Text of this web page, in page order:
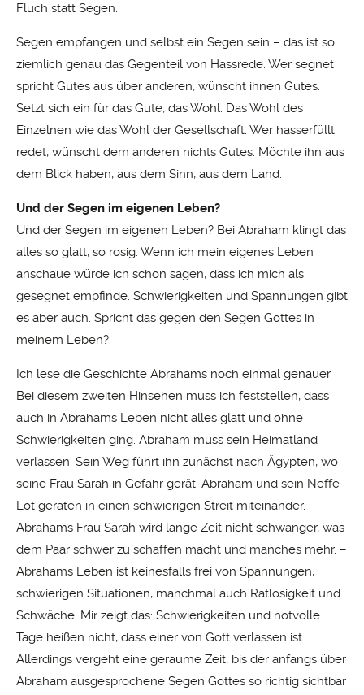
Fluch statt Segen.
Segen empfangen und selbst ein Segen sein – das ist so
ziemlich genau das Gegenteil von Hassrede. Wer segnet
spricht Gutes aus über anderen, wünscht ihnen Gutes.
Setzt sich ein für das Gute, das Wohl. Das Wohl des
Einzelnen wie das Wohl der Gesellschaft. Wer hasserfüllt
redet, wünscht dem anderen nichts Gutes. Möchte ihn aus
dem Blick haben, aus dem Sinn, aus dem Land.
Und der Segen im eigenen Leben?
Und der Segen im eigenen Leben? Bei Abraham klingt das
alles so glatt, so rosig. Wenn ich mein eigenes Leben
anschaue würde ich schon sagen, dass ich mich als
gesegnet empfinde. Schwierigkeiten und Spannungen gibt
es aber auch. Spricht das gegen den Segen Gottes in
meinem Leben?
Ich lese die Geschichte Abrahams noch einmal genauer.
Bei diesem zweiten Hinsehen muss ich feststellen, dass
auch in Abrahams Leben nicht alles glatt und ohne
Schwierigkeiten ging. Abraham muss sein Heimatland
verlassen. Sein Weg führt ihn zunächst nach Ägypten, wo
seine Frau Sarah in Gefahr gerät. Abraham und sein Neffe
Lot geraten in einen schwierigen Streit miteinander.
Abrahams Frau Sarah wird lange Zeit nicht schwanger, was
dem Paar schwer zu schaffen macht und manches mehr. –
Abrahams Leben ist keinesfalls frei von Spannungen,
schwierigen Situationen, manchmal auch Ratlosigkeit und
Schwäche. Mir zeigt das: Schwierigkeiten und notvolle
Tage heißen nicht, dass einer von Gott verlassen ist.
Allerdings vergeht eine geraume Zeit, bis der anfangs über
Abraham ausgesprochene Segen Gottes so richtig sichtbar